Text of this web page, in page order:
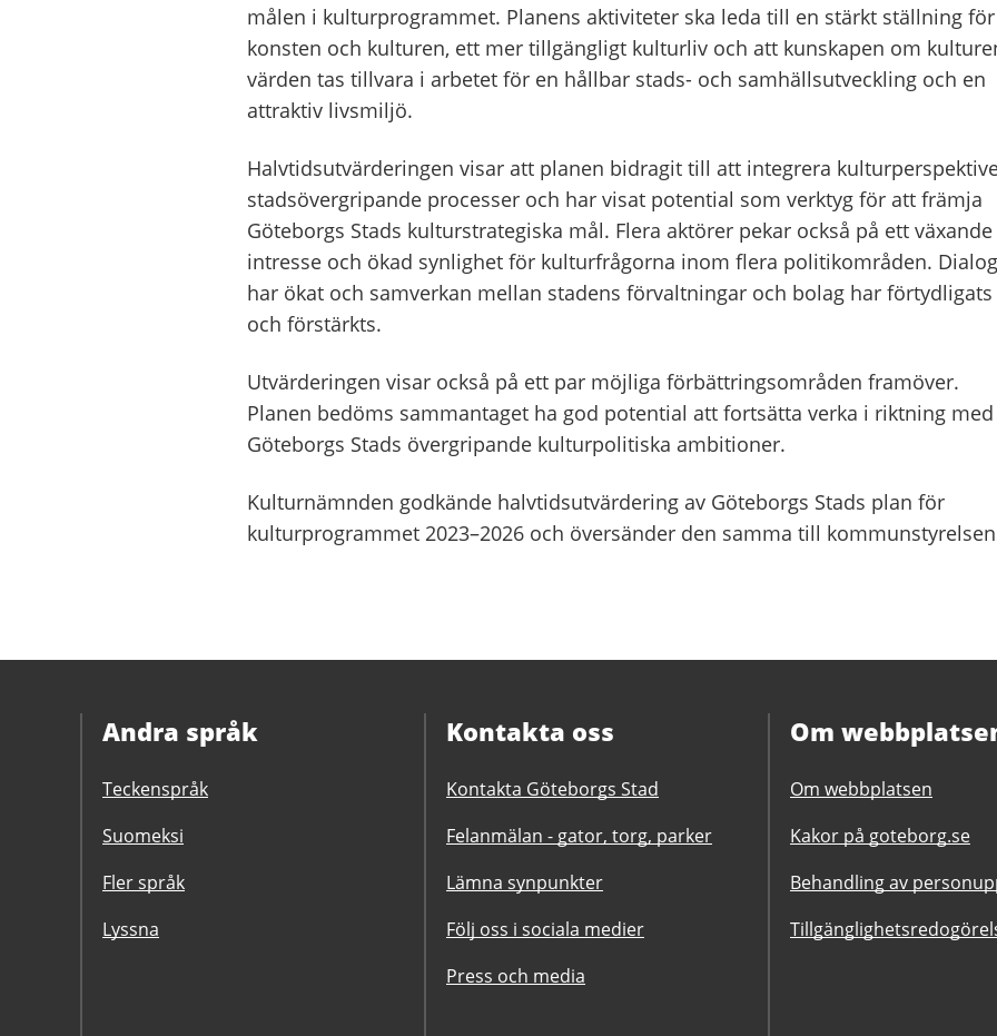
målen i kulturprogrammet. Planens aktiviteter ska leda till en stärkt ställning för
konsten och kulturen, ett mer tillgängligt kulturliv och att kunskapen om
värden tas tillvara i arbetet för en hållbar stads- och samhällsutveckling och en
attraktiv livsmiljö.
Halvtidsutvärderingen visar att planen bidragit till att integrera
stadsövergripande processer och har visat potential som verktyg för att främja
Göteborgs Stads kulturstrategiska mål. Flera aktörer pekar också på ett växande
intresse och ökad synlighet för kulturfrågorna inom flera politikområden.
har ökat och samverkan mellan stadens förvaltningar och bolag har förtydligats
och förstärkts.
Utvärderingen visar också på ett par möjliga förbättringsområden framöver.
Planen bedöms sammantaget ha god potential att fortsätta verka i riktning med
Göteborgs Stads övergripande kulturpolitiska ambitioner.
Kulturnämnden godkände halvtidsutvärdering av Göteborgs Stads plan för
kulturprogrammet 2023–2026 och översänder den samma till
Andra språk
Teckenspråk
Suomeksi
Fler språk
Lyssna
Kontakta oss
Kontakta Göteborgs Stad
Felanmälan - gator, torg, parker
Lämna synpunkter
Följ oss i sociala medier
Press och media
Om
Om webbplatsen
Kakor på goteborg.se
Behandling av